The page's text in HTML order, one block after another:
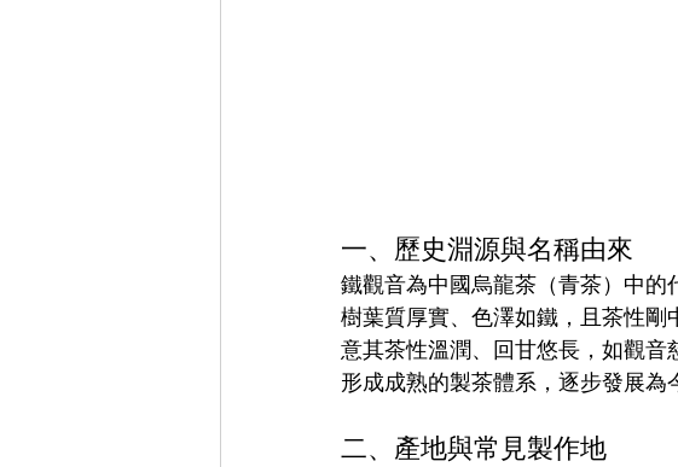
一、歷史淵源與名稱由來
鐵觀音為中國烏龍茶（青茶）中
樹葉質厚實、色澤如鐵，且茶性
意其茶性溫潤、回甘悠長，如觀
形成成熟的製茶體系，逐步發展為
二、產地與常見製作地